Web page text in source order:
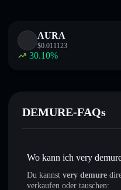
AURA
$0.011123
30.10%
DEMURE-FAQs
Wo kann ich very
Du kannst very demure
verkaufen oder tauschen: